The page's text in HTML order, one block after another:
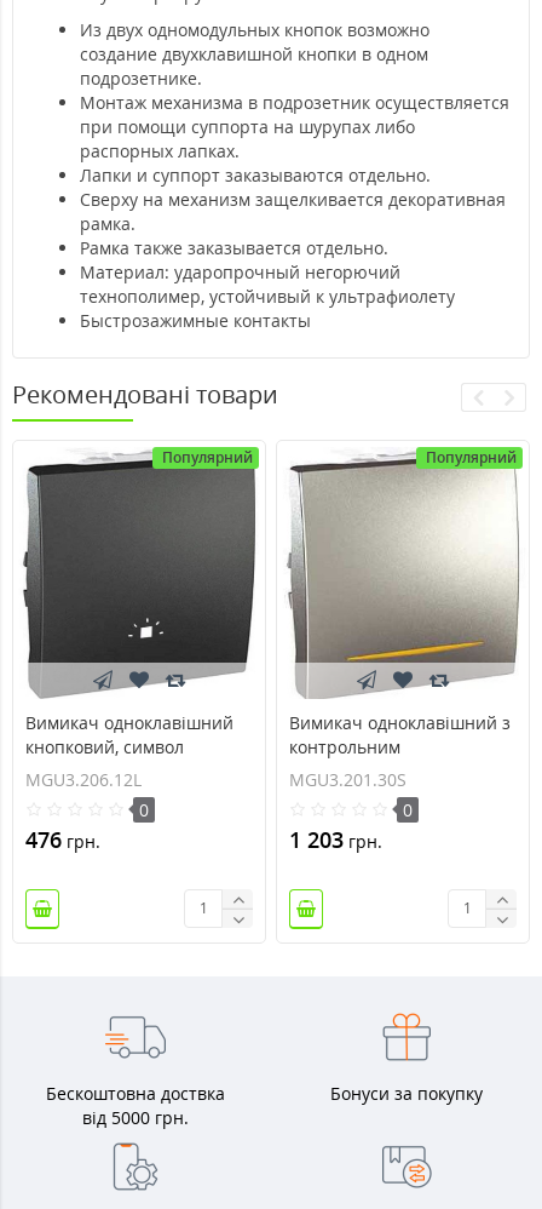
Из двух одномодульных кнопок возможно
создание двухклавишной кнопки в одном
подрозетнике.
Монтаж механизма в подрозетник осуществляется
при помощи суппорта на шурупах либо
распорных лапках.
Лапки и суппорт заказываются отдельно.
Сверху на механизм защелкивается декоративная
рамка.
Рамка также заказывается отдельно.
Материал: ударопрочный негорючий
технополимер, устойчивый к ультрафиолету
Быстрозажимные контакты
Рекомендовані товари
Популярний
Вимикач одноклавішний
кнопковий, символ
`світло` Unica 10А
MGU3.206.12L
MGU3.206.12L
0
476 грн.
Популярний
Вимикач одноклавішний з
контрольним
підсвічуванням 10А серія
Unica MGU3.201.30S
MGU3.201.30S
0
1 203 грн.
Бескоштовна доствка
від 5000 грн.
Бонуси за покупку